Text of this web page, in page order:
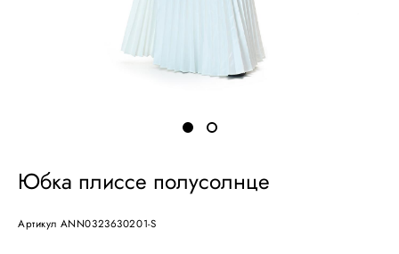
Юбка плиссе полусолнце
Артикул ANN0323630201-S